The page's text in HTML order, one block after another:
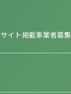
イト掲載事業者募集